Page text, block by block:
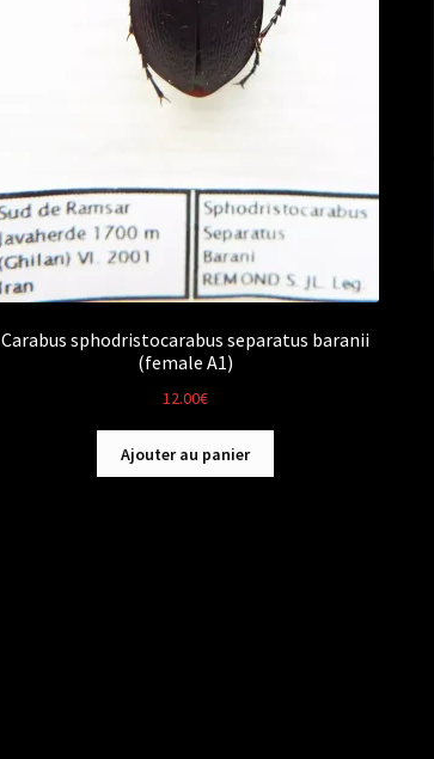
Carabus sphodristocarabus separatus baranii
(female A1)
12.00€
Ajouter au panier